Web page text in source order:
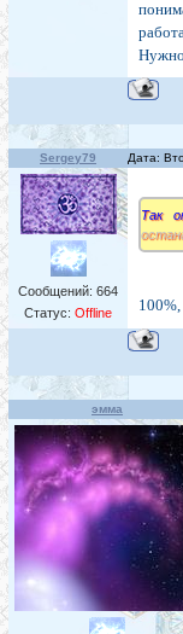
Нужно
Sergey79 Дата:
Сообщений: 664
Статус: Offline
Так
100%,
эмма